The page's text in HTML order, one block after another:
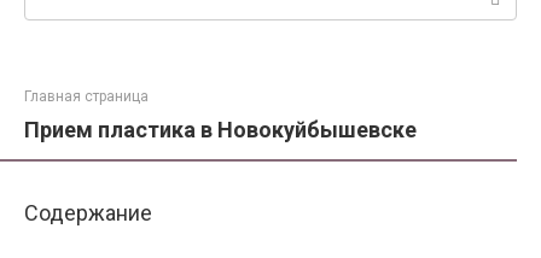
Главная страница
Прием пластика в Новокуйбышевске
Содержание